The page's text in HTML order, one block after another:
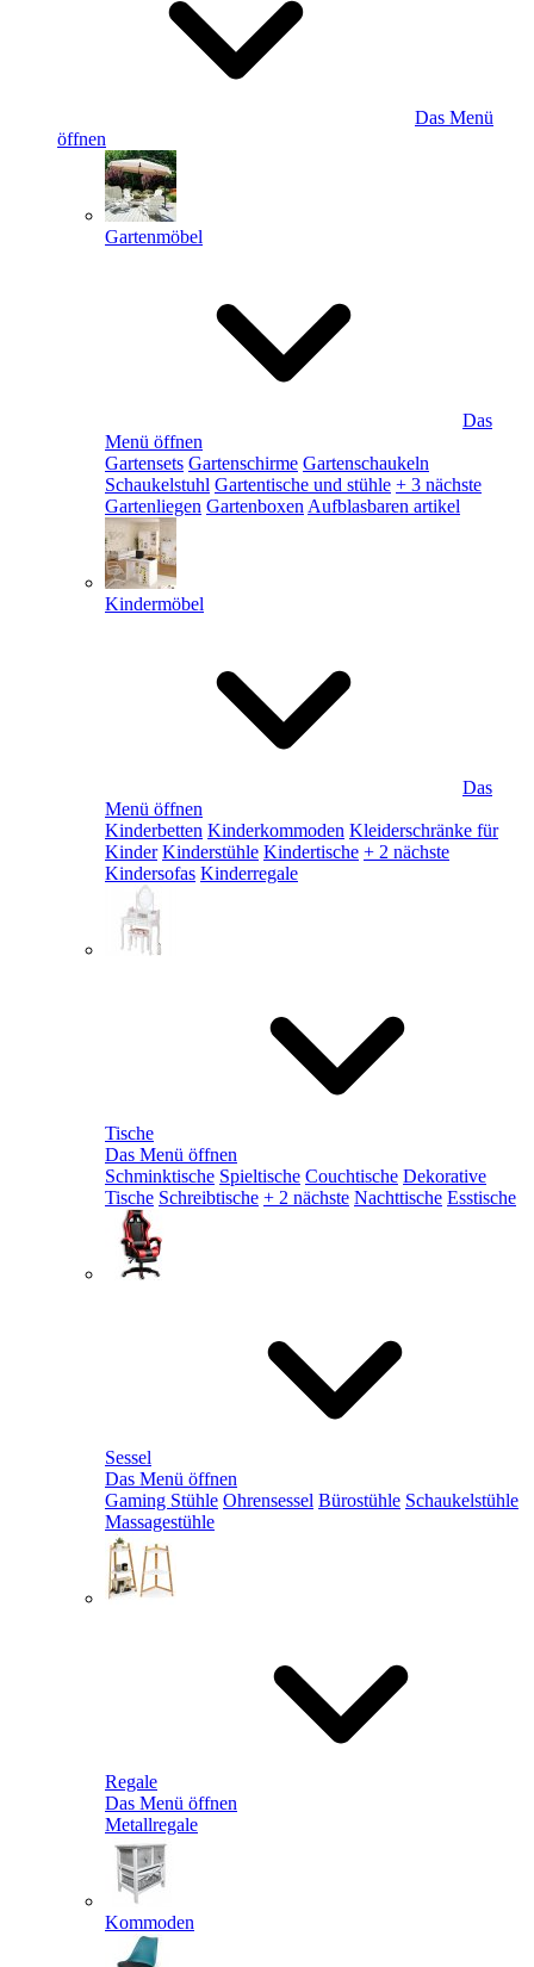
Das Menü
öffnen
Gartenmöbel
Das
Menü öffnen
Gartensets Gartenschirme Gartenschaukeln
Schaukelstuhl Gartentische und stühle + 3 nächste
Gartenliegen Gartenboxen Aufblasbaren artikel
Kindermöbel
Das
Menü öffnen
Kinderbetten Kinderkommoden Kleiderschränke für
Kinder Kinderstühle Kindertische + 2 nächste
Kindersofas Kinderregale
Tische
Das Menü öffnen
Schminktische Spieltische Couchtische Dekorative
Tische Schreibtische + 2 nächste Nachttische Esstische
Sessel
Das Menü öffnen
Gaming Stühle Ohrensessel Bürostühle Schaukelstühle
Massagestühle
Regale
Das Menü öffnen
Metallregale
Kommoden